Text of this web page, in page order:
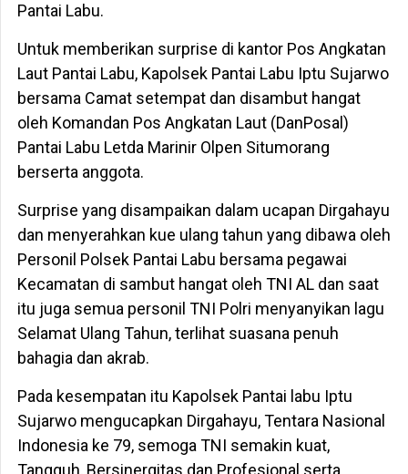
Pantai Labu.
Untuk memberikan surprise di kantor Pos Angkatan
Laut Pantai Labu, Kapolsek Pantai Labu Iptu Sujarwo
bersama Camat setempat dan disambut hangat
oleh Komandan Pos Angkatan Laut (DanPosal)
Pantai Labu Letda Marinir Olpen Situmorang
berserta anggota.
Surprise yang disampaikan dalam ucapan Dirgahayu
dan menyerahkan kue ulang tahun yang dibawa oleh
Personil Polsek Pantai Labu bersama pegawai
Kecamatan di sambut hangat oleh TNI AL dan saat
itu juga semua personil TNI Polri menyanyikan lagu
Selamat Ulang Tahun, terlihat suasana penuh
bahagia dan akrab.
Pada kesempatan itu Kapolsek Pantai labu Iptu
Sujarwo mengucapkan Dirgahayu, Tentara Nasional
Indonesia ke 79, semoga TNI semakin kuat,